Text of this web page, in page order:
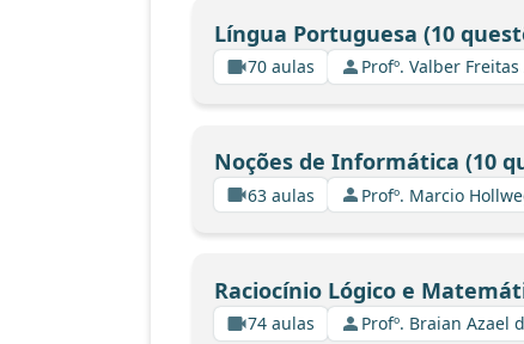
Língua Portuguesa (10
70 aulas Profº. Valber
Noções de Informática (10
63 aulas Profº. Marcio
Raciocínio Lógico e
74 aulas Profº. Braian Azael